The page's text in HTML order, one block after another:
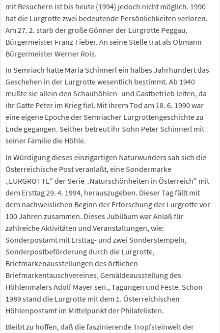
mit Besuchern ist bis heute (1994) jedoch nicht möglich. 1990
hat die Lurgrotte zwei bedeutende Persönlichkeiten verloren.
Am 27. 2. starb der große Gönner der Lurgrotte Peggau,
Bürgermeister Franz Tieber. An seine Stelle trat als Obmann
Bürgermeister Werner Rois.
In Semriach hatte Maria Schinnerl ein halbes Jahrhundert das
Geschehen in der Lurgrotte wesentlich bestimmt. Ab 1940
mußte sie allein den Schauhöhlen- und Gastbetrieb leiten, da
ihr Gatte Peter im Krieg fiel. Mit ihrem Tod am 18. 6. 1990 war
eine eigene Epoche der Semriacher Lurgrottengeschichte zu
Ende gegangen. Seither betreut ihr Sohn Peter Schinnerl mit
seiner Familie die Höhle.
In Würdigung dieses einzigartigen Naturwunders sah sich die
Österreichische Post veranlaßt, eine Sondermarke
„LURGROTTE" der Serie „Naturschönheiten in Österreich" mit
dem Ersttag 29. 4. 1994, herauszugeben. Dieser Tag fällt mit
dem nachweislichen Beginn der Erforschung der Lurgrotte vor
100 Jahren zusammen. Dieses Jubiläum war Anlaß für
zahlreiche Aktivitäten und Veranstaltungen, wie:
Sonderpostamt mit Ersttag- und zwei Sonderstempeln,
Sonderpostbeförderung durch die Lurgrotte,
Briefmarkenausstellungen des örtlichen
Briefmarkentauschvereines, Gemäldeausstellung des
Höhlenmalers Adolf Mayer sen., Tagungen und Feste. Schon
1989 stand die Lurgrotte mit dem 1. Österreichischen
Höhlenpostamt im Mittelpunkt der Philatelisten.
Bleibt zu hoffen, daß die faszinierende Tropfsteinwelt der